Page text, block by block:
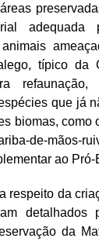
típico da
que já
biomas, como
de-mãos-
ao Pró-
respeito da
detalhados
da